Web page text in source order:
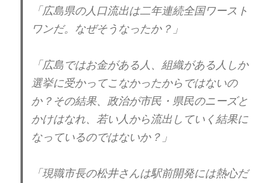
「広島県の人口流出は二年連続全国ワースト
ワンだ。なぜそうなったか？」
「広島ではお金がある人、組織がある人しか
選挙に受かってこなかったからではないの
か？その結果、政治が市民・県民のニーズと
かけはなれ、若い人から流出していく結果に
なっているのではないか？」
「現職市長の松井さんは駅前開発には熱心だ